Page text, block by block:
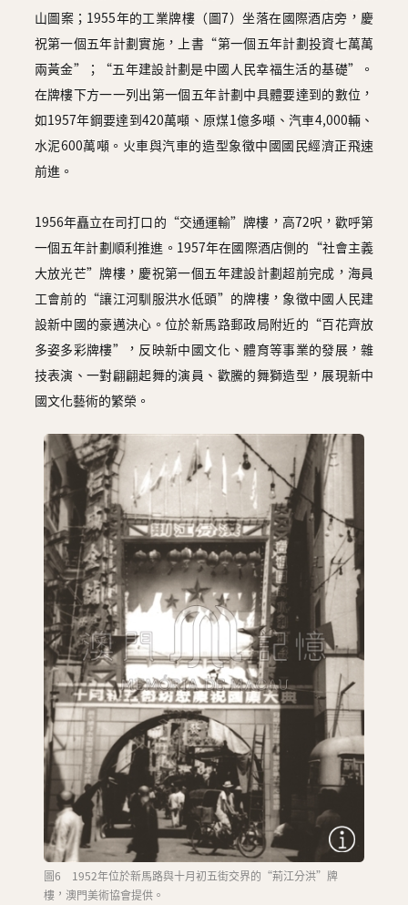
山圖案；1955年的工業牌樓（圖7）坐落在國際酒店旁，慶
祝第一個五年計劃實施，上書“第一個五年計劃投資七萬萬
兩黃金”；“五年建設計劃是中國人民幸福生活的基礎”。
在牌樓下方一一列出第一個五年計劃中具體要達到的數位，
如1957年鋼要達到420萬噸、原煤1億多噸、汽車4,000輛、
水泥600萬噸。火車與汽車的造型象徵中國國民經濟正飛速
前進。
1956年矗立在司打口的“交通運輸”牌樓，高72呎，歡呼第
一個五年計劃順利推進。1957年在國際酒店側的“社會主義
大放光芒”牌樓，慶祝第一個五年建設計劃超前完成，海員
工會前的“讓江河馴服洪水低頭”的牌樓，象徵中國人民建
設新中國的豪邁決心。位於新馬路郵政局附近的“百花齊放
多姿多彩牌樓”，反映新中國文化、體育等事業的發展，雜
技表演、一對翩翩起舞的演員、歡騰的舞獅造型，展現新中
國文化藝術的繁榮。
圖6 1952年位於新馬路與十月初五街交界的“荊江分洪”牌
樓，澳門美術協會提供。